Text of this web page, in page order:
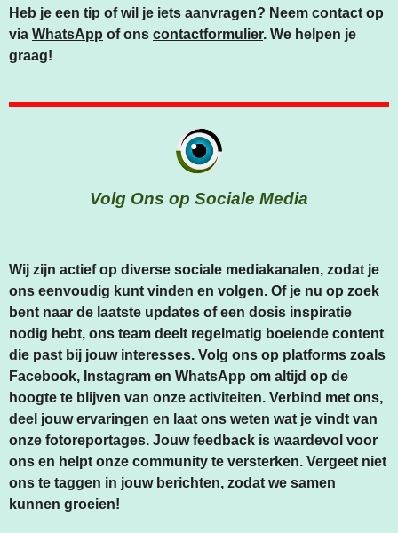
Heb je een tip of wil je iets aanvragen? Neem contact op
via WhatsApp of ons contactformulier. We helpen je
graag!
Volg Ons op Sociale Media
Wij zijn actief op diverse sociale mediakanalen, zodat je
ons eenvoudig kunt vinden en volgen. Of je nu op zoek
bent naar de laatste updates of een dosis inspiratie
nodig hebt, ons team deelt regelmatig boeiende content
die past bij jouw interesses. Volg ons op platforms zoals
Facebook, Instagram en WhatsApp om altijd op de
hoogte te blijven van onze activiteiten. Verbind met ons,
deel jouw ervaringen en laat ons weten wat je vindt van
onze fotoreportages. Jouw feedback is waardevol voor
ons en helpt onze community te versterken. Vergeet niet
ons te taggen in jouw berichten, zodat we samen
kunnen groeien!